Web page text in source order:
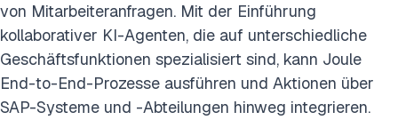
von Mitarbeiteranfragen. Mit der Einführung
kollaborativer KI-Agenten, die auf unterschiedliche
Geschäftsfunktionen spezialisiert sind, kann Joule
End-to-End-Prozesse ausführen und Aktionen über
SAP-Systeme und -Abteilungen hinweg integrieren.